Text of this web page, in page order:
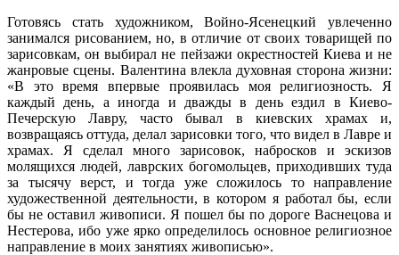
Готовясь стать художником, Войно-Ясенецкий увлеченно
занимался рисованием, но, в отличие от своих товарищей по
зарисовкам, он выбирал не пейзажи окрестностей Киева и не
жанровые сцены. Валентина влекла духовная сторона жизни:
«В это время впервые проявилась моя религиозность. Я
каждый день, а иногда и дважды в день ездил в Киево-
Печерскую Лавру, часто бывал в киевских храмах и,
возвращаясь оттуда, делал зарисовки того, что видел в Лавре и
храмах. Я сделал много зарисовок, набросков и эскизов
молящихся людей, лаврских богомольцев, приходивших туда
за тысячу верст, и тогда уже сложилось то направление
художественной деятельности, в котором я работал бы, если
бы не оставил живописи. Я пошел бы по дороге Васнецова и
Нестерова, ибо уже ярко определилось основное религиозное
направление в моих занятиях живописью».